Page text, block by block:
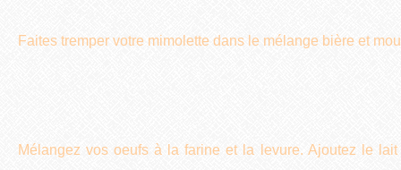
Faites tremper votre mimolette dans le mélange bière et
Mélangez vos oeufs à la farine et la levure. Ajoutez le